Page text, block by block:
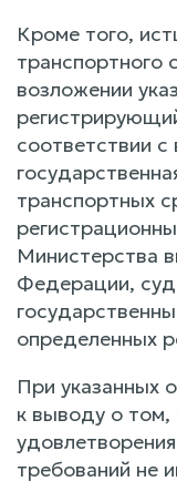
Кроме того,
транспортного
возложении
соответствии
транспортных
Министерства
Федерации,
определенных
При указанных
к выводу о том,
требований не